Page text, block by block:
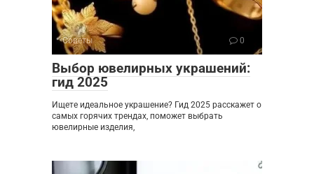
Советы 0
Выбор ювелирных украшений:
гид 2025
Ищете идеальное украшение? Гид 2025 расскажет о
самых горячих трендах, поможет выбрать
ювелирные изделия,